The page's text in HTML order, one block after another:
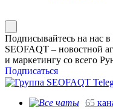
Подписывайтесь на нас в
SEOFAQT – новостной
и маркетингу со всего
Подписаться
65